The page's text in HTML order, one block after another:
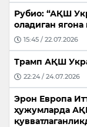
Рубио: “АҚШ
оладиган ягона
15:45 / 22.07.2026
Трамп АҚШ
22:24 / 24.07.2026
Эрон Европа
ҳужумларда